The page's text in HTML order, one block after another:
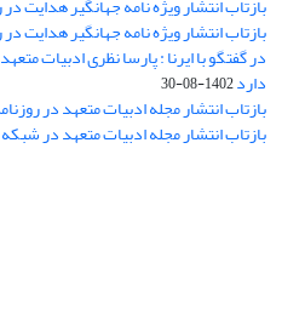
بازتاب انتشار ویژه نامه جهانگیر هدایت در
بازتاب انتشار ویژه نامه جهانگیر هدایت
در گفتگو با ایرنا : پارسا نظری ادبیات
دارد1402-08-30
بازتاب انتشار مجله ادبیات متعهد در
بازتاب انتشار مجله ادبیات متعهد در